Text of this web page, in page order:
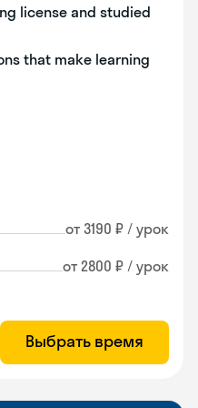
license and studied
that make learning
от 3190 ₽ / урок
от 2800 ₽ / урок
Выбрать время